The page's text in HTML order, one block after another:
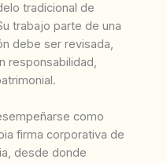
tradicional de
trabajo parte de una
debe ser revisada,
responsabilidad,
como
firma corporativa de
desde donde